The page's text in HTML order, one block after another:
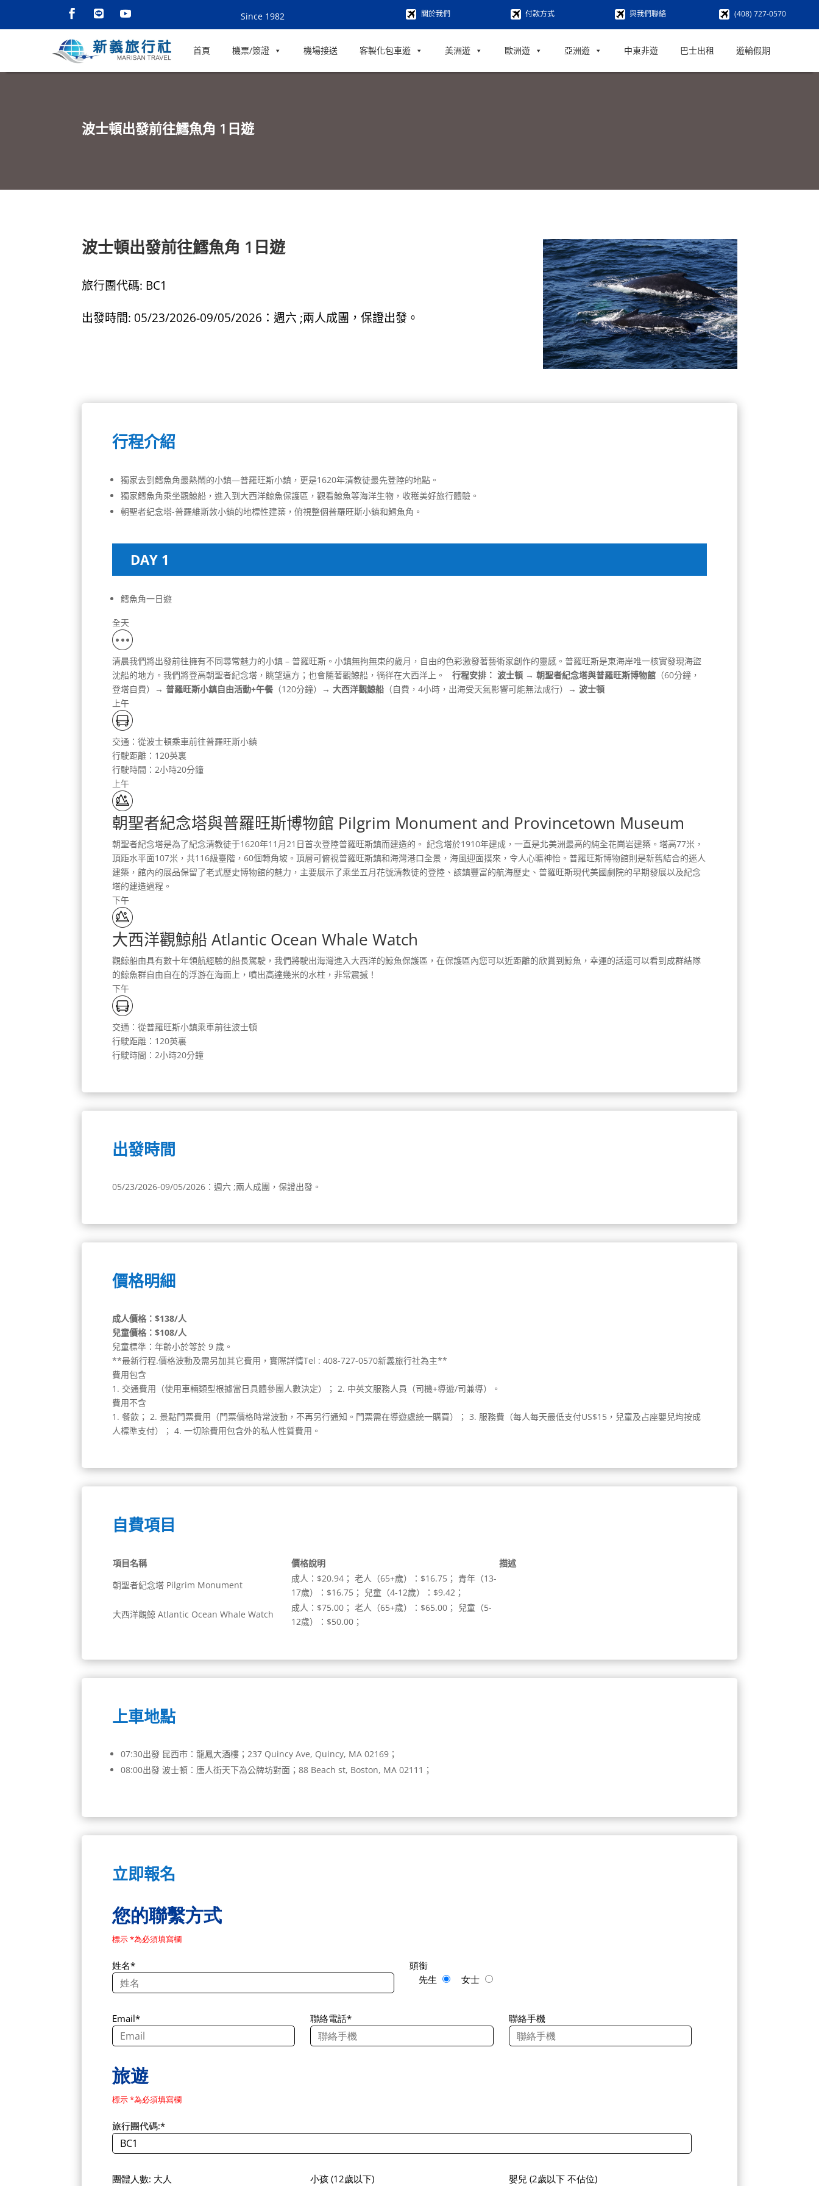
關於我們 付款方式 與我們聯絡 (408) 727-0570
Since 1982
首頁 機票/簽證 機場接送 客製化包車遊 美洲遊 歐洲遊 亞洲遊 中東非遊 巴士出租 遊輪假期
波士頓出發前往鱈魚角 1日遊
波士頓出發前往鱈魚角 1日遊
旅行團代碼: BC1
出發時間: 05/23/2026-09/05/2026：週六 ;兩人成團，保證出發。
行程介紹
獨家去到鱈魚角最熱鬧的小鎮—普羅旺斯小鎮，更是1620年清教徒最先登陸的地點。
獨家鱈魚角乘坐觀鯨船，進入到大西洋鯨魚保護區，觀看鯨魚等海洋生物，收穫美好旅行體驗。
朝聖者紀念塔-普羅維斯敦小鎮的地標性建築，俯視整個普羅旺斯小鎮和鱈魚角。
DAY 1
鱈魚角一日遊
全天
清晨我們將出發前往擁有不同尋常魅力的小鎮 – 普羅旺斯。小鎮無拘無束的歲月，自由的色彩激發著藝術家創作的靈感。普羅旺斯是東海岸唯一核實發現海盜
沈船的地方。我們將登高朝聖者紀念塔，眺望遠方；也會隨著觀鯨船，徜徉在大西洋上。行程安排： 波士頓 → 朝聖者紀念塔與普羅旺斯博物館 （60分鐘，
登塔自費）
→ 普羅旺斯小鎮自由活動+午餐 （120分鐘） → 大西洋觀鯨船 （自費，4小時，出海受天氣影響可能無法成行）→波士頓
上午
交通：從波士頓乘車前往普羅旺斯小鎮
行駛距離：120英裏
行駛時間：2小時20分鐘
上午
朝聖者紀念塔與普羅旺斯博物館 Pilgrim Monument and Provincetown Museum
朝聖者紀念塔是為了紀念清教徒于1620年11月21日首次登陸普羅旺斯鎮而建造的。 紀念塔於1910年建成，一直是北美洲最高的純全花崗岩建築。塔高77米，
頂距水平面107米，共116級臺階，60個轉角坡。頂層可俯視普羅旺斯鎮和海灣港口全景，海風迎面撲來，令人心曠神怡。普羅旺斯博物館則是新舊結合的迷人
建築，館內的展品保留了老式歷史博物館的魅力，主要展示了乘坐五月花號清教徒的登陸、該鎮豐富的航海歷史、普羅旺斯現代美國劇院的早期發展以及紀念
塔的建造過程。
下午
大西洋觀鯨船 Atlantic Ocean Whale Watch
觀鯨船由具有數十年領航經驗的船長駕駛，我們將駛出海灣進入大西洋的鯨魚保護區，在保護區內您可以近距離的欣賞到鯨魚，幸運的話還可以看到成群結隊
的鯨魚群自由自在的浮游在海面上，噴出高達幾米的水柱，非常震撼！
下午
交通：從普羅旺斯小鎮乘車前往波士頓
行駛距離：120英裏
行駛時間：2小時20分鐘
出發時間
05/23/2026-09/05/2026：週六 ;兩人成團，保證出發。
價格明細
成人價格：$138/人
兒童價格：$108/人
兒童標準：年齡小於等於 9 歲。
**最新行程.價格波動及需另加其它費用，實際詳情Tel : 408-727-0570新義旅行社為主**
費用包含
1. 交通費用（使用車輛類型根據當日具體參團人數決定）； 2. 中英文服務人員（司機+導遊/司兼導）。
費用不含
1. 餐飲； 2. 景點門票費用（門票價格時常波動，不再另行通知。門票需在導遊處統一購買）； 3. 服務費（每人每天最低支付US$15，兒童及占座嬰兒均按成
人標準支付）； 4. 一切除費用包含外的私人性質費用。
自費項目
項目名稱 價格說明
描述
朝聖者紀念塔 Pilgrim Monument
成人：$20.94； 老人（65+歲）：$16.75； 青年（13-
17歲）：$16.75； 兒童（4-12歲）：$9.42；
大西洋觀鯨 Atlantic Ocean Whale Watch
成人：$75.00； 老人（65+歲）：$65.00； 兒童（5-
12歲）：$50.00；
上車地點
07:30出發 昆西市：龍鳳大酒樓；237 Quincy Ave, Quincy, MA 02169；
08:00出發 波士頓：唐人街天下為公牌坊對面；88 Beach st, Boston, MA 02111；
立即報名
您的聯繫方式
標示 *為必須填寫欄
姓名*
頭銜
先生
女士
Email* 聯絡電話* 聯絡手機
旅遊
標示 *為必須填寫欄
旅行團代碼:*
團體人數: 大人 小孩 (12歲以下) 嬰兒 (2歲以下 不佔位)